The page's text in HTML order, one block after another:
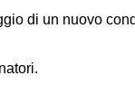
di un nuovo